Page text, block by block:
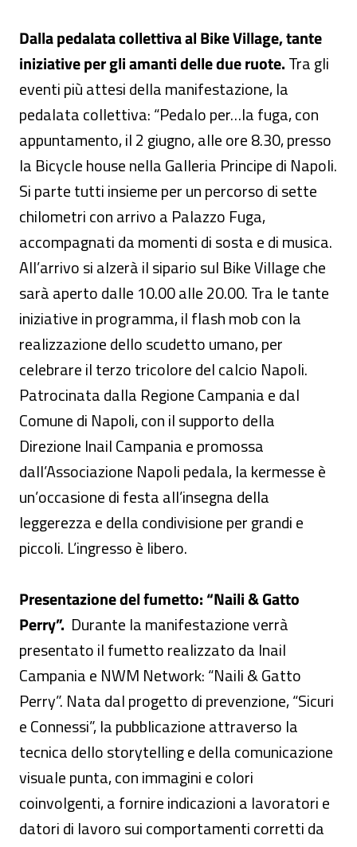
Dalla pedalata collettiva al Bike Village, tante
iniziative per gli amanti delle due ruote.Tra gli
eventi più attesi della manifestazione, la
pedalata collettiva: “Pedalo per…la fuga, con
appuntamento, il 2 giugno, alle ore 8.30, presso
la Bicycle house nella Galleria Principe di Napoli.
Si parte tutti insieme per un percorso di sette
chilometri con arrivo a Palazzo Fuga,
accompagnati da momenti di sosta e di musica.
All’arrivo si alzerà il sipario sul Bike Village che
sarà aperto dalle 10.00 alle 20.00. Tra le tante
iniziative in programma, il flash mob con la
realizzazione dello scudetto umano, per
celebrare il terzo tricolore del calcio Napoli.
Patrocinata dalla Regione Campania e dal
Comune di Napoli, con il supporto della
Direzione Inail Campania e promossa
dall’Associazione Napoli pedala, la kermesse è
un’occasione di festa all’insegna della
leggerezza e della condivisione per grandi e
piccoli. L’ingresso è libero.
Presentazione del fumetto: “Naili & Gatto
Perry”. Durante la manifestazione verrà
presentato il fumetto realizzato da Inail
Campania e NWM Network: “Naili & Gatto
Perry”. Nata dal progetto di prevenzione, “Sicuri
e Connessi”, la pubblicazione attraverso la
tecnica dello storytelling e della comunicazione
visuale punta, con immagini e colori
coinvolgenti, a fornire indicazioni a lavoratori e
datori di lavoro sui comportamenti corretti da